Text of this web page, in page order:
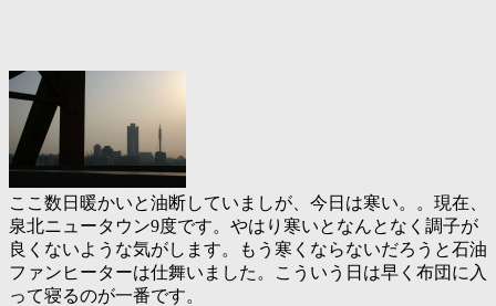
ここ数日暖かいと油断していましが、今日は寒い。。現在、
泉北ニュータウン9度です。やはり寒いとなんとなく調子が
良くないような気がします。もう寒くならないだろうと石油
ファンヒーターは仕舞いました。こういう日は早く布団に入
って寝るのが一番です。